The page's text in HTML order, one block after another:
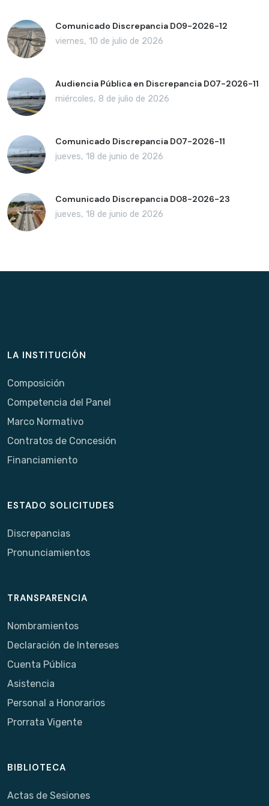
Comunicado Discrepancia D09-2026-12
viernes, 10 de julio de 2026
Audiencia Pública en Discrepancia D07-2026-11
miércoles, 8 de julio de 2026
Comunicado Discrepancia D07-2026-11
jueves, 18 de junio de 2026
Comunicado Discrepancia D08-2026-23
jueves, 18 de junio de 2026
LA INSTITUCIÓN
Composición
Competencia del Panel
Marco Normativo
Contratos de Concesión
Financiamiento
ESTADO SOLICITUDES
Discrepancias
Pronunciamientos
TRANSPARENCIA
Nombramientos
Declaración de Intereses
Cuenta Pública
Asistencia
Personal a Honorarios
Prorrata Vigente
BIBLIOTECA
Actas de Sesiones